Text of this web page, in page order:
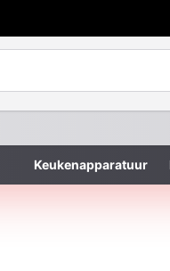
Keukenapparatuur